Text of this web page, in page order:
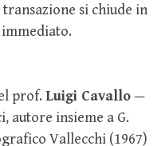
si chiude in
prof. Luigi Cavallo—
autore insieme a G.
Vallecchi (1967)